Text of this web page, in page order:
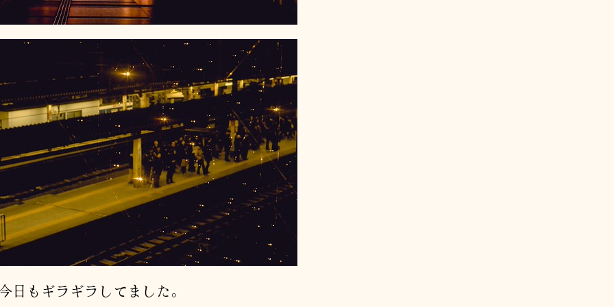
日もギラギラしてました。